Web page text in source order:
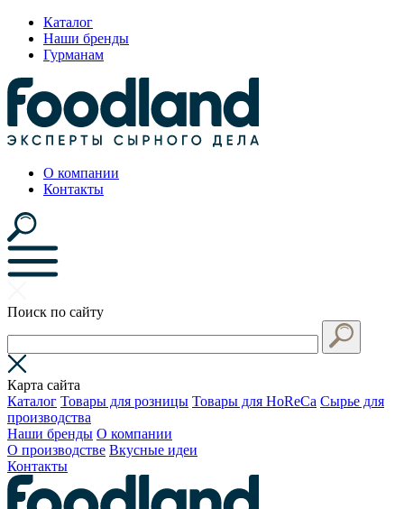
Каталог
Наши бренды
Гурманам
О компании
Контакты
Поиск по сайту
Карта сайта
Каталог Товары для розницы Товары для HoReCa Сырье для
производства
Наши бренды О компании
О производстве Вкусные идеи
Контакты